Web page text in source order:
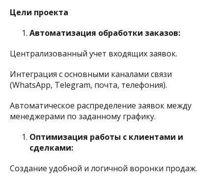
Цели проекта
Автоматизация обработки заказов:
Централизованный учет входящих заявок.​
Интеграция с основными каналами связи
(WhatsApp, Telegram, почта, телефония).​
Автоматическое распределение заявок между
менеджерами по заданному графику.​
Оптимизация работы с клиентами и
сделками:
Создание удобной и логичной воронки продаж.​